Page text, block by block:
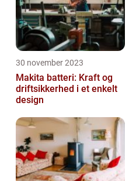
30 november 2023
Makita batteri: Kraft og
driftsikkerhed i et enkelt
design